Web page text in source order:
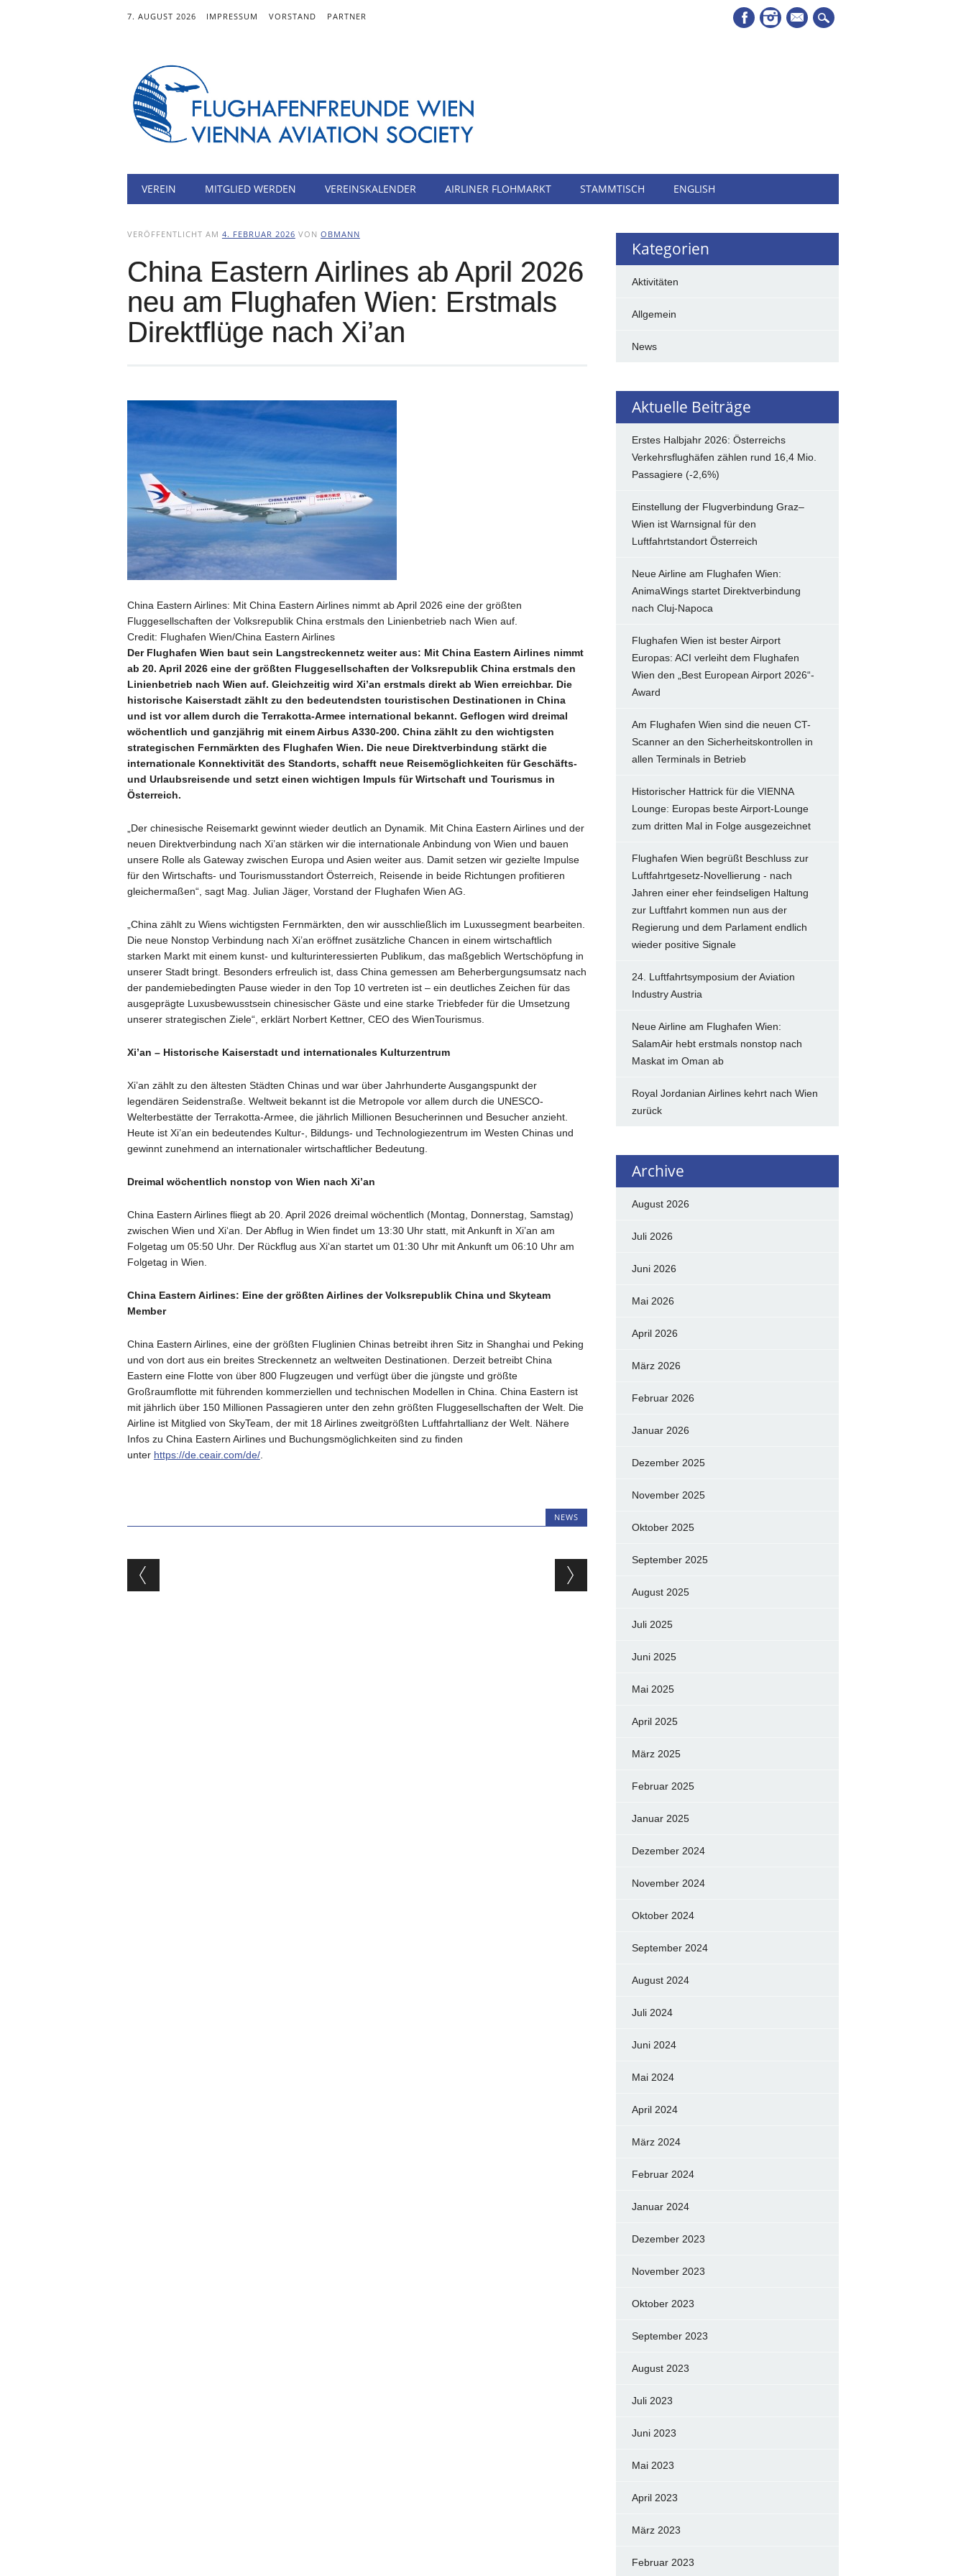
7. AUGUST 2026 IMPRESSUM VORSTAND PARTNER
Mail
Hauptmenü
Inhalt
VEREIN MITGLIED WERDEN VEREINSKALENDER AIRLINER FLOHMARKT STAMMTISCH ENGLISH
VERÖFFENTLICHT AM 4. FEBRUAR 2026 VON OBMANN
China Eastern Airlines ab April 2026
neu am Flughafen Wien: Erstmals
Direktflüge nach Xi’an
China Eastern Airlines: Mit China Eastern Airlines nimmt ab April 2026 eine der größten
Fluggesellschaften der Volksrepublik China erstmals den Linienbetrieb nach Wien auf.
Credit: Flughafen Wien/China Eastern Airlines
Der Flughafen Wien baut sein Langstreckennetz weiter aus: Mit China Eastern Airlines nimmt
ab 20. April 2026 eine der größten Fluggesellschaften der Volksrepublik China erstmals den
Linienbetrieb nach Wien auf. Gleichzeitig wird Xi’an erstmals direkt ab Wien erreichbar. Die
historische Kaiserstadt zählt zu den bedeutendsten touristischen Destinationen in China
und ist vor allem durch die Terrakotta-Armee international bekannt. Geflogen wird dreimal
wöchentlich und ganzjährig mit einem Airbus A330-200. China zählt zu den wichtigsten
strategischen Fernmärkten des Flughafen Wien. Die neue Direktverbindung stärkt die
internationale Konnektivität des Standorts, schafft neue Reisemöglichkeiten für Geschäfts-
und Urlaubsreisende und setzt einen wichtigen Impuls für Wirtschaft und Tourismus in
Österreich.
„Der chinesische Reisemarkt gewinnt wieder deutlich an Dynamik. Mit China Eastern Airlines und der
neuen Direktverbindung nach Xi’an stärken wir die internationale Anbindung von Wien und bauen
unsere Rolle als Gateway zwischen Europa und Asien weiter aus. Damit setzen wir gezielte Impulse
für den Wirtschafts- und Tourismusstandort Österreich, Reisende in beide Richtungen profitieren
gleichermaßen“, sagt Mag. Julian Jäger, Vorstand der Flughafen Wien AG.
„China zählt zu Wiens wichtigsten Fernmärkten, den wir ausschließlich im Luxussegment bearbeiten.
Die neue Nonstop Verbindung nach Xi’an eröffnet zusätzliche Chancen in einem wirtschaftlich
starken Markt mit einem kunst- und kulturinteressierten Publikum, das maßgeblich Wertschöpfung in
unserer Stadt bringt. Besonders erfreulich ist, dass China gemessen am Beherbergungsumsatz nach
der pandemiebedingten Pause wieder in den Top 10 vertreten ist – ein deutliches Zeichen für das
ausgeprägte Luxusbewusstsein chinesischer Gäste und eine starke Triebfeder für die Umsetzung
unserer strategischen Ziele“, erklärt Norbert Kettner, CEO des WienTourismus.
Xi’an – Historische Kaiserstadt und internationales Kulturzentrum
Xi’an zählt zu den ältesten Städten Chinas und war über Jahrhunderte Ausgangspunkt der
legendären Seidenstraße. Weltweit bekannt ist die Metropole vor allem durch die UNESCO-
Welterbestätte der Terrakotta-Armee, die jährlich Millionen Besucherinnen und Besucher anzieht.
Heute ist Xi’an ein bedeutendes Kultur-, Bildungs- und Technologiezentrum im Westen Chinas und
gewinnt zunehmend an internationaler wirtschaftlicher Bedeutung.
Dreimal wöchentlich nonstop von Wien nach Xi’an
China Eastern Airlines fliegt ab 20. April 2026 dreimal wöchentlich (Montag, Donnerstag, Samstag)
zwischen Wien und Xi‘an. Der Abflug in Wien findet um 13:30 Uhr statt, mit Ankunft in Xi’an am
Folgetag um 05:50 Uhr. Der Rückflug aus Xi‘an startet um 01:30 Uhr mit Ankunft um 06:10 Uhr am
Folgetag in Wien.
China Eastern Airlines: Eine der größten Airlines der Volksrepublik China und Skyteam
Member
China Eastern Airlines, eine der größten Fluglinien Chinas betreibt ihren Sitz in Shanghai und Peking
und von dort aus ein breites Streckennetz an weltweiten Destinationen. Derzeit betreibt China
Eastern eine Flotte von über 800 Flugzeugen und verfügt über die jüngste und größte
Großraumflotte mit führenden kommerziellen und technischen Modellen in China. China Eastern ist
mit jährlich über 150 Millionen Passagieren unter den zehn größten Fluggesellschaften der Welt. Die
Airline ist Mitglied von SkyTeam, der mit 18 Airlines zweitgrößten Luftfahrtallianz der Welt. Nähere
Infos zu China Eastern Airlines und Buchungsmöglichkeiten sind zu finden
unter https://de.ceair.com/de/.
NEWS
Beitragsnavigation
Kategorien
Aktivitäten
Allgemein
News
Aktuelle Beiträge
Erstes Halbjahr 2026: Österreichs
Verkehrsflughäfen zählen rund 16,4 Mio.
Passagiere (-2,6%)
Einstellung der Flugverbindung Graz–
Wien ist Warnsignal für den
Luftfahrtstandort Österreich
Neue Airline am Flughafen Wien:
AnimaWings startet Direktverbindung
nach Cluj-Napoca
Flughafen Wien ist bester Airport
Europas: ACI verleiht dem Flughafen
Wien den „Best European Airport 2026“-
Award
Am Flughafen Wien sind die neuen CT-
Scanner an den Sicherheitskontrollen in
allen Terminals in Betrieb
Historischer Hattrick für die VIENNA
Lounge: Europas beste Airport-Lounge
zum dritten Mal in Folge ausgezeichnet
Flughafen Wien begrüßt Beschluss zur
Luftfahrtgesetz-Novellierung - nach
Jahren einer eher feindseligen Haltung
zur Luftfahrt kommen nun aus der
Regierung und dem Parlament endlich
wieder positive Signale
24. Luftfahrtsymposium der Aviation
Industry Austria
Neue Airline am Flughafen Wien:
SalamAir hebt erstmals nonstop nach
Maskat im Oman ab
Royal Jordanian Airlines kehrt nach Wien
zurück
Archive
August 2026
Juli 2026
Juni 2026
Mai 2026
April 2026
März 2026
Februar 2026
Januar 2026
Dezember 2025
November 2025
Oktober 2025
September 2025
August 2025
Juli 2025
Juni 2025
Mai 2025
April 2025
März 2025
Februar 2025
Januar 2025
Dezember 2024
November 2024
Oktober 2024
September 2024
August 2024
Juli 2024
Juni 2024
Mai 2024
April 2024
März 2024
Februar 2024
Januar 2024
Dezember 2023
November 2023
Oktober 2023
September 2023
August 2023
Juli 2023
Juni 2023
Mai 2023
April 2023
März 2023
Februar 2023